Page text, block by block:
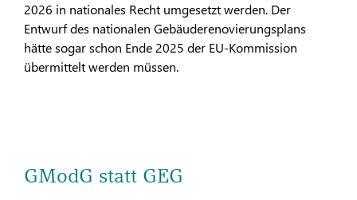
2026 in nationales Recht umgesetzt werden. Der
Entwurf des nationalen Gebäuderenovierungsplans
hätte sogar schon Ende 2025 der EU-Kommission
übermittelt werden müssen.
GModG statt GEG